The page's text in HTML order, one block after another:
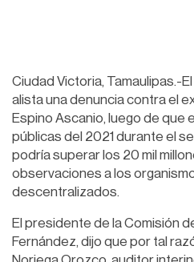
Ciudad Victoria, Tamaulipas.-
alista una denuncia contra el
Espino Ascanio, luego de que
públicas del 2021 durante el
podría superar los 20 mil
observaciones a los
descentralizados.
El presidente de la Comisión
Fernández, dijo que por tal